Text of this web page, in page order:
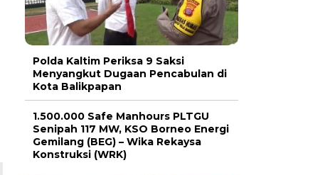
Polda Kaltim Periksa 9 Saksi
Menyangkut Dugaan Pencabulan di
Kota Balikpapan
1.500.000 Safe Manhours PLTGU
Senipah 117 MW, KSO Borneo Energi
Gemilang (BEG) – Wika Rekaysa
Konstruksi (WRK)